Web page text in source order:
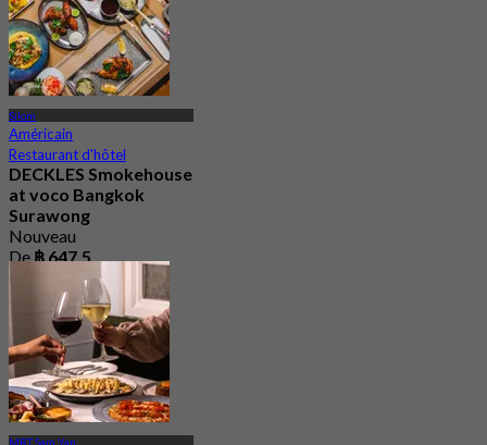
Silom
Américain
Restaurant d'hôtel
DECKLES Smokehouse
at voco Bangkok
Surawong
Nouveau
De฿ 647.5
MRT Sam Yan